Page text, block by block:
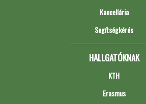
Kancellária
Segítségkérés
HALLGATÓKNAK
KTH
Erasmus